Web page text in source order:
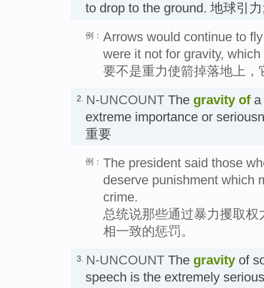
to drop to the ground. 地球引
例： Arrows would continue to
were it not for gravity,
要不是重力使箭掉落地上
2. N-UNCOUNT The gravity ofa
extreme importance or
重要
例： The president said those
deserve punishment which
crime.
总统说那些通过暴力攫取
相一致的惩罚。
3. N-UNCOUNT The gravity of
speech is the extremely